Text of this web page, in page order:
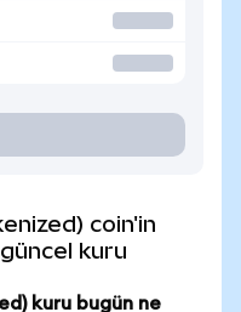
coin'in
kuru
kuru bugün ne